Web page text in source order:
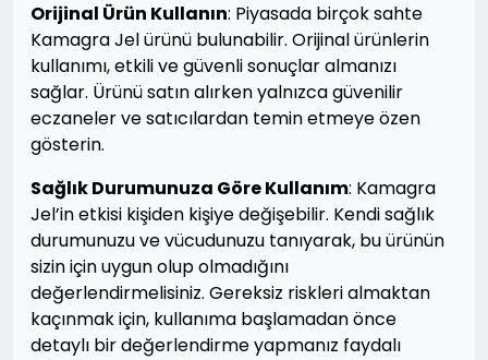
Orijinal Ürün Kullanın: Piyasada birçok sahte
Kamagra Jel ürünü bulunabilir. Orijinal ürünlerin
kullanımı, etkili ve güvenli sonuçlar almanızı
sağlar. Ürünü satın alırken yalnızca güvenilir
eczaneler ve satıcılardan temin etmeye özen
gösterin.
Sağlık Durumunuza Göre Kullanım: Kamagra
Jel’in etkisi kişiden kişiye değişebilir. Kendi sağlık
durumunuzu ve vücudunuzu tanıyarak, bu ürünün
sizin için uygun olup olmadığını
değerlendirmelisiniz. Gereksiz riskleri almaktan
kaçınmak için, kullanıma başlamadan önce
detaylı bir değerlendirme yapmanız faydalı